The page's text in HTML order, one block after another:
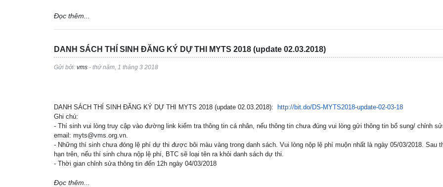
Đọc thêm...
DANH SÁCH THÍ SINH ĐĂNG KÝ DỰ THI MYTS 2018 (update 02.03.2018)
Gửi bởi:vms - thứ năm, 1 tháng 3 2018
DANH SÁCH THÍ SINH ĐĂNG KÝ DỰ THI MYTS 2018 (update 02.03.2018): http://bit.do/DS-MYTS2018-update-02-03-18
Ghi chú:
- Thí sinh vui lòng truy cập vào đường link kiểm tra thông tin cá nhân, nếu thông tin chưa đúng vui lòng gửi thông tin bổ sung/ chỉnh
email:myts@vms.org.vn
- Những thí sinh chưa đóng lệ phí dự thi được bôi màu vàng trong danh sách. Vui lòng nộp lệ phí muộn nhất là ngày 05/03/2018. Sau
hạn trên, nếu thí sinh chưa nộp lệ phí, BTC sẽ loại tên ra khỏi danh sách dự thi.
- Thời gian chỉnh sửa thông tin đến 12h ngày 04/03/2018
Đọc thêm...